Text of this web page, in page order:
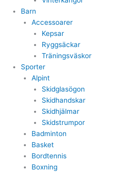
Barn
Accessoarer
Kepsar
Ryggsäckar
Träningsväskor
Sporter
Alpint
Skidglasögon
Skidhandskar
Skidhjälmar
Skidstrumpor
Badminton
Basket
Bordtennis
Boxning